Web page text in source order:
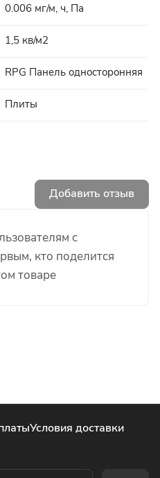
0.006 мг/м, ч, Па
1,5 кв/м2
RPG Панель односторонняя
Плиты
с
кто поделится
товаре
Добавить отзыв
Условия доставки